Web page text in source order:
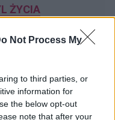
Not Process My
to third parties, or
information for
the below opt-out
note that after your
ŻYCIA
sobie jakąś fajną,